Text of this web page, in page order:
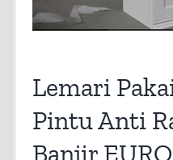
Lemari
Pintu Anti
Banjir